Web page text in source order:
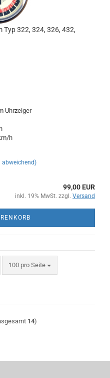
Typ 322, 324, 326, 432,
Uhrzeiger
h
abweichend)
99,00 EUR
inkl. 19% MwSt. zzgl. Versand
100 pro Seite
pro Seite
14)